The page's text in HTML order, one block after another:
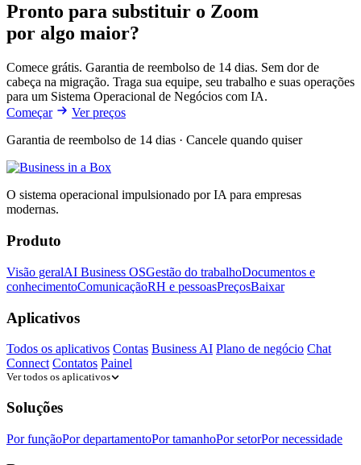
Pronto para substituir o Zoom
por algo maior?
Comece grátis. Garantia de reembolso de 14 dias. Sem dor de
cabeça na migração. Traga sua equipe, seu trabalho e suas operações
para um Sistema Operacional de Negócios com IA.
Começar
Ver preços
Garantia de reembolso de 14 dias · Cancele quando quiser
O sistema operacional impulsionado por IA para empresas
modernas.
Produto
Visão geralAI Business OSGestão do trabalhoDocumentos e
conhecimentoComunicaçãoRH e pessoasPreçosBaixar
Aplicativos
Todos os aplicativos Contas Business AI Plano de negócio Chat
Connect Contatos Painel
Ver todos os aplicativos
Soluções
Por funçãoPor departamentoPor tamanhoPor setorPor necessidade